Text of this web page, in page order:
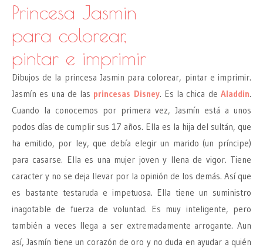
Princesa Jasmin
para colorear,
pintar e imprimir
Dibujos de la princesa Jasmin para colorear, pintar e imprimir.
Jasmín es una de las princesas Disney. Es la chica deAladdin.
Cuando la conocemos por primera vez, Jasmín está a unos
podos días de cumplir sus 17 años. Ella es la hija del sultán, que
ha emitido, por ley, que debía elegir un marido (un príncipe)
para casarse. Ella es una mujer joven y llena de vigor. Tiene
caracter y no se deja llevar por la opinión de los demás. Así que
es bastante testaruda e impetuosa. Ella tiene un suministro
inagotable de fuerza de voluntad. Es muy inteligente, pero
también a veces llega a ser extremadamente arrogante. Aun
así, Jasmín tiene un corazón de oro y no duda en ayudar a quién